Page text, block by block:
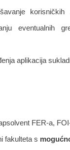
korisničkih
eventualnih
aplikacija
FER-a,
fakulteta s